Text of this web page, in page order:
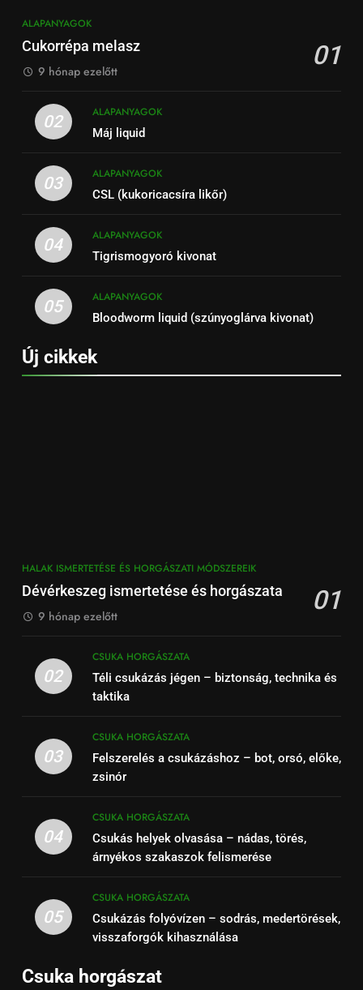
ALAPANYAGOK
Cukorrépa melasz 01
9 hónap ezelőtt
02
ALAPANYAGOK
Máj liquid
03
ALAPANYAGOK
CSL (kukoricacsíra likőr)
04
ALAPANYAGOK
Tigrismogyoró kivonat
05
ALAPANYAGOK
Bloodworm liquid (szúnyoglárva kivonat)
Új cikkek
HALAK ISMERTETÉSE ÉS HORGÁSZATI MÓDSZEREIK
Dévérkeszeg ismertetése és horgászata 01
9 hónap ezelőtt
02
CSUKA HORGÁSZATA
Téli csukázás jégen – biztonság, technika és
taktika
03
CSUKA HORGÁSZATA
Felszerelés a csukázáshoz – bot, orsó, előke,
zsinór
04
CSUKA HORGÁSZATA
Csukás helyek olvasása – nádas, törés,
árnyékos szakaszok felismerése
05
CSUKA HORGÁSZATA
Csukázás folyóvízen – sodrás, medertörések,
visszaforgók kihasználása
Csuka horgászat